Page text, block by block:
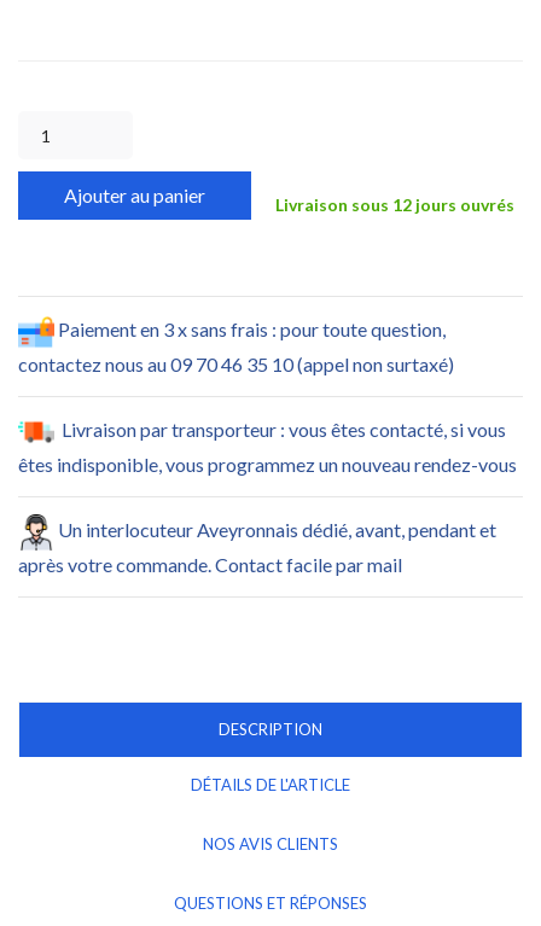
Ajouter au panier Livraison sous 12 jours ouvrés
Paiement en 3 x sans frais : pour toute question,
contactez nous au 09 70 46 35 10 (appel non surtaxé)
Livraison par transporteur : vous êtes contacté, si vous
êtes indisponible, vous programmez un nouveau rendez-vous
Un interlocuteur Aveyronnais dédié, avant, pendant et
après votre commande. Contact facile par mail
DESCRIPTION
DÉTAILS DE L'ARTICLE
NOS AVIS CLIENTS
QUESTIONS ET RÉPONSES